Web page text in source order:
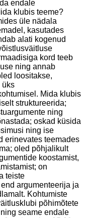
endale
klubis teeme?
üle nädala
kasutades
alati kogenud
kord teeb
ning annab
loositakse,
üks
Mida klubis
struktureerida;
ning
oskad küsida
ning ise
erinevates teemades
oled põhjalikult
koostamist,
on
teiste
argumenteerija ja
Kohtumiste
põhimõtete
seame endale